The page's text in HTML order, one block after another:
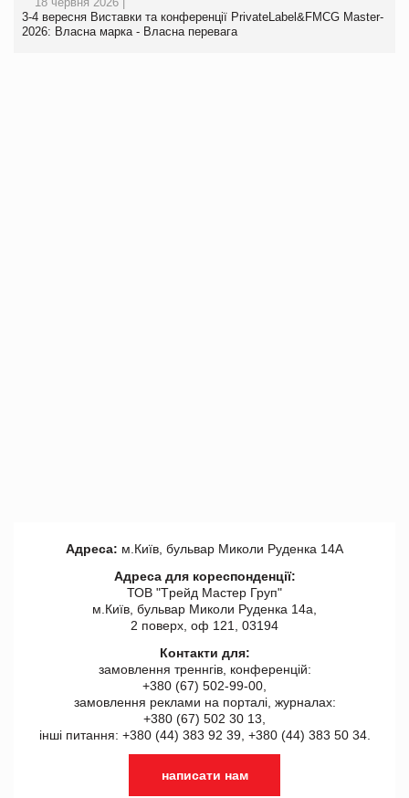
3-4 вересня Виставки та конференції PrivateLabel&FMCG Master-
2026: Власна марка - Власна перевага
Адреса: м.Київ, бульвар Миколи Руденка 14А
Адреса для кореспонденції:
ТОВ "Tрейд Мастер Груп"
м.Київ, бульвар Миколи Руденка 14а,
2 поверх, оф 121, 03194
Контакти для:
замовлення треннгів, конференцій:
+380 (67) 502-99-00,
замовлення реклами на порталі, журналах:
+380 (67) 502 30 13,
інші питання: +380 (44) 383 92 39, +380 (44) 383 50 34.
написати нам